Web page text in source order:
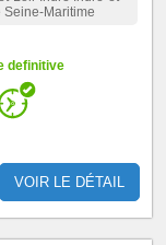
Seine-Maritime
definitive
VOIR LE DÉTAIL